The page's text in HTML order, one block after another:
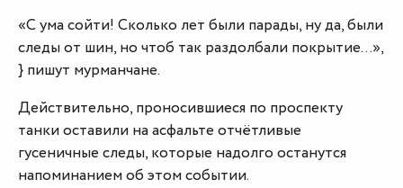
«С ума сойти! Сколько лет были парады, ну да, были
следы от шин, но чтоб так раздолбали покрытие…»,
} пишут мурманчане.
Действительно, проносившиеся по проспекту
танки оставили на асфальте отчётливые
гусеничные следы, которые надолго останутся
напоминанием об этом событии.